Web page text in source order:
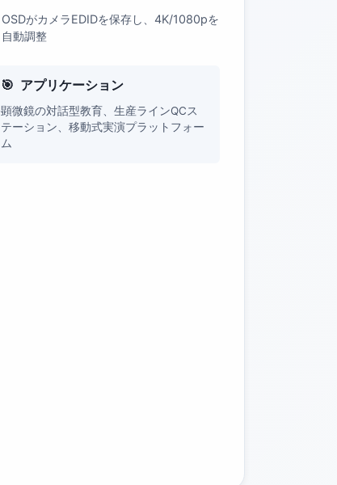
OSDがカメラEDIDを保存し、4K/1080pを
自動調整
アプリケーション
顕微鏡の対話型教育、生産ラインQCス
テーション、移動式実演プラットフォー
ム